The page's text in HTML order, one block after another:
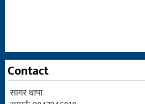
Contact
सागर थापा